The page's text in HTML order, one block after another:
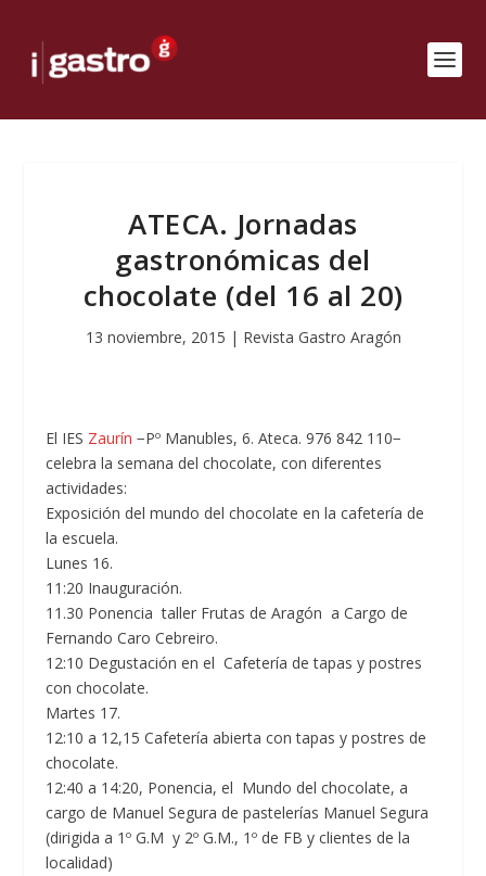
ATECA. Jornadas
gastronómicas del
chocolate (del 16 al 20)
13 noviembre, 2015 | Revista Gastro Aragón
El IES Zaurín −Pº Manubles, 6. Ateca. 976 842 110−
celebra la semana del chocolate, con diferentes
actividades:
Exposición del mundo del chocolate en la cafetería de
la escuela.
Lunes 16.
11:20 Inauguración.
11.30 Ponencia taller Frutas de Aragón a Cargo de
Fernando Caro Cebreiro.
12:10 Degustación en el Cafetería de tapas y postres
con chocolate.
Martes 17.
12:10 a 12,15 Cafetería abierta con tapas y postres de
chocolate.
12:40 a 14:20, Ponencia, el Mundo del chocolate, a
cargo de Manuel Segura de pastelerías Manuel Segura
(dirigida a 1º G.M y 2º G.M., 1º de FB y clientes de la
localidad)